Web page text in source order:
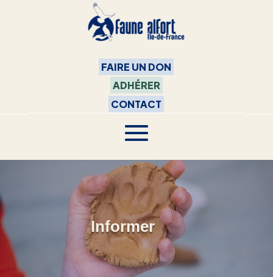
FAIRE UN DON
ADHÉRER
CONTACT
Informer